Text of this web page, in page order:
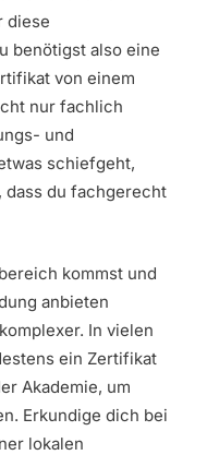
diese
benötigst also eine
von einem
nur fachlich
und
schiefgeht,
dass du fachgerecht
kommst und
anbieten
In vielen
ein Zertifikat
Akademie, um
Erkundige dich bei
lokalen